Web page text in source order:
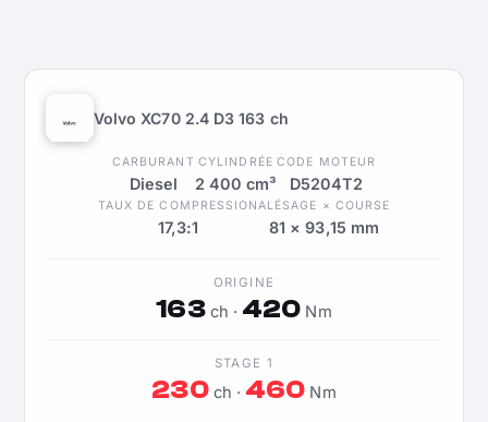
Volvo XC70 2.4 D3 163 ch
CARBURANT
Diesel
CYLINDRÉE
2 400 cm³
CODE MOTEUR
D5204T2
TAUX DE COMPRESSION
17,3:1
ALÉSAGE × COURSE
81 × 93,15 mm
ORIGINE
163ch · 420 Nm
STAGE 1
230ch · 460 Nm